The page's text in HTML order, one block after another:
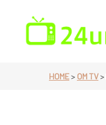
content
HOME> OM TV>